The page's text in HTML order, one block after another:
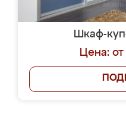
Шкаф-
Цена: